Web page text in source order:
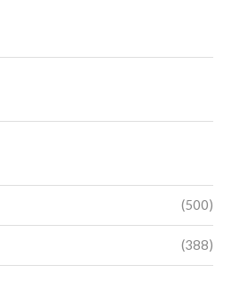
(500)
(388)